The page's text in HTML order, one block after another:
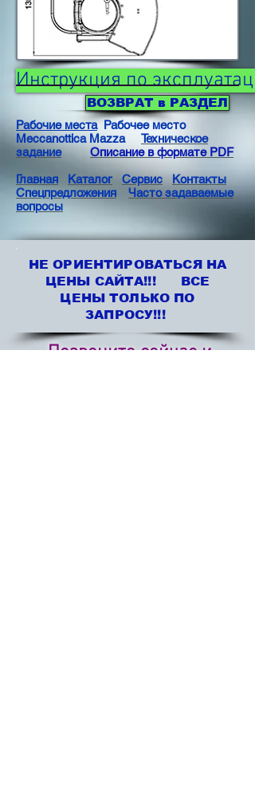
Инструкция по
ВОЗВРАТ в РАЗДЕЛ
Рабочие местаРабочее место
Meccanottica Mazza Техническое
задание
Описание в формате PDF
Главная
Каталог Сервис
Контакты
Спецпредложения
Часто задаваемые
вопросы
НЕ ОРИЕНТИРОВАТЬСЯ НА
ЦЕНЫ САЙТА!!! ВСЕ
ЦЕНЫ ТОЛЬКО ПО
ЗАПРОСУ!!!
Позвоните сейчас и